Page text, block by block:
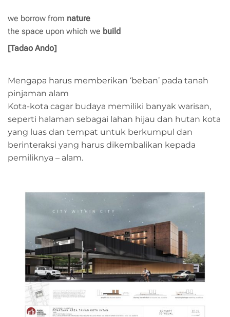
we borrow from nature
the space upon which we build
[Tadao Ando]
Mengapa harus memberikan ‘beban’ pada tanah
pinjaman alam
Kota-kota cagar budaya memiliki banyak warisan,
seperti halaman sebagai lahan hijau dan hutan kota
yang luas dan tempat untuk berkumpul dan
berinteraksi yang harus dikembalikan kepada
pemiliknya – alam.